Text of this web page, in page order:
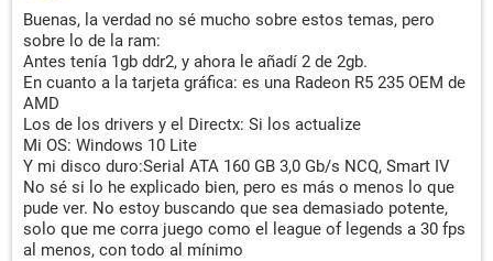
Buenas, la verdad no sé mucho sobre estos temas, pero
sobre lo de la ram:
Antes tenía 1gb ddr2, y ahora le añadí 2 de 2gb.
En cuanto a la tarjeta gráfica: es una Radeon R5 235 OEM de
AMD
Los de los drivers y el Directx: Si los actualize
Mi OS: Windows 10 Lite
Y mi disco duro:Serial ATA 160 GB 3,0 Gb/s NCQ, Smart IV
No sé si lo he explicado bien, pero es más o menos lo que
pude ver. No estoy buscando que sea demasiado potente,
solo que me corra juego como el league of legends a 30 fps
al menos, con todo al mínimo